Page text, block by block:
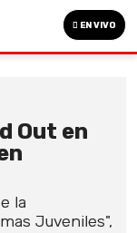
EN VIVO
Out en
la
Juveniles",